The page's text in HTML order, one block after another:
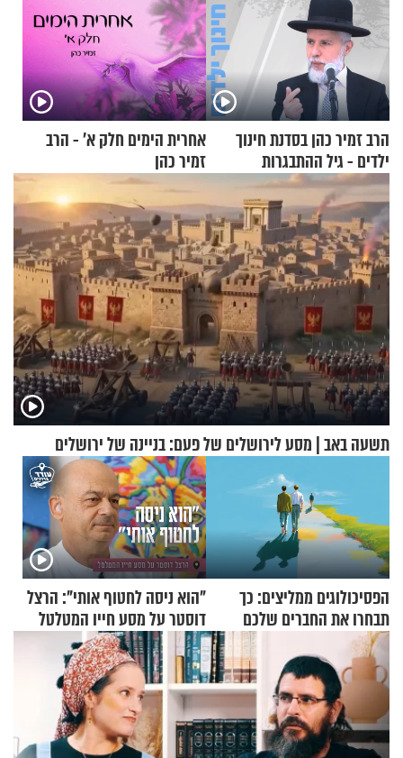
הרב זמיר כהן בסדנת חינוך
ילדים - גיל ההתבגרות
אחרית הימים חלק א’ - הרב
זמיר כהן
תשעה באב | מסע לירושלים של פעם: בניינה של ירושלים
הפסיכולוגים ממליצים: כך
תבחרו את החברים שלכם
בחיים
"הוא ניסה לחטוף אותי": הרצל
דוסטר על מסע חייו המטלטל